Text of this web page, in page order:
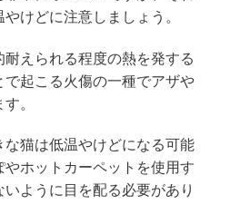
けどに注意しましょう。
えられる程度の熱を発する
起こる火傷の一種でアザや
。
猫は低温やけどになる可能
ホットカーペットを使用す
ように目を配る必要があり